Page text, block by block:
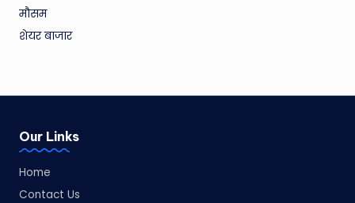
मौसम
शेयर बाजार
Our Links
Home
Contact Us